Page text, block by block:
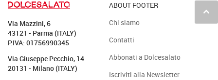
keyboard_arrow_up
Via Mazzini, 6
43121 - Parma (ITALY)
P.IVA: 01756990345
Via Giuseppe Pecchio, 14
20131 - Milano (ITALY)
ABOUT FOOTER
Chi siamo
Contatti
Abbonati a Dolcesalato
Iscriviti alla Newsletter